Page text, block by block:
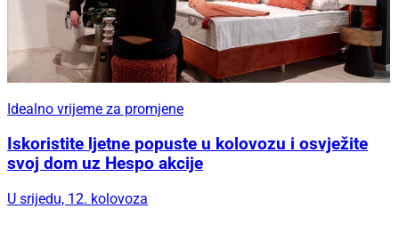
Idealno vrijeme za promjene
Iskoristite ljetne popuste u kolovozu i osvježite
svoj dom uz Hespo akcije
U srijedu, 12. kolovoza